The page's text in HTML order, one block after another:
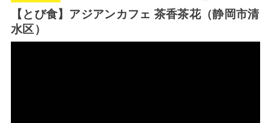
【とび食】アジアンカフェ 茶香茶花（静岡市清
水区）